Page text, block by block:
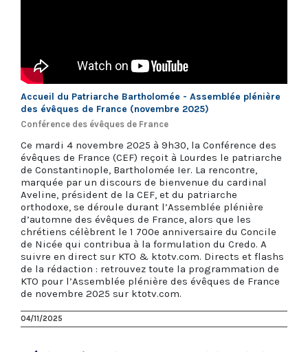
Accueil du Patriarche Bartholomée - Assemblée plénière
des évêques de France (novembre 2025)
Conférence des évêques de France
Ce mardi 4 novembre 2025 à 9h30, la Conférence des
évêques de France (CEF) reçoit à Lourdes le patriarche
de Constantinople, Bartholomée Ier. La rencontre,
marquée par un discours de bienvenue du cardinal
Aveline, président de la CEF, et du patriarche
orthodoxe, se déroule durant l’Assemblée plénière
d’automne des évêques de France, alors que les
chrétiens célèbrent le 1 700e anniversaire du Concile
de Nicée qui contribua à la formulation du Credo. A
suivre en direct sur KTO & ktotv.com. Directs et flashs
de la rédaction : retrouvez toute la programmation de
KTO pour l’Assemblée plénière des évêques de France
de novembre 2025 sur ktotv.com.
04/11/2025